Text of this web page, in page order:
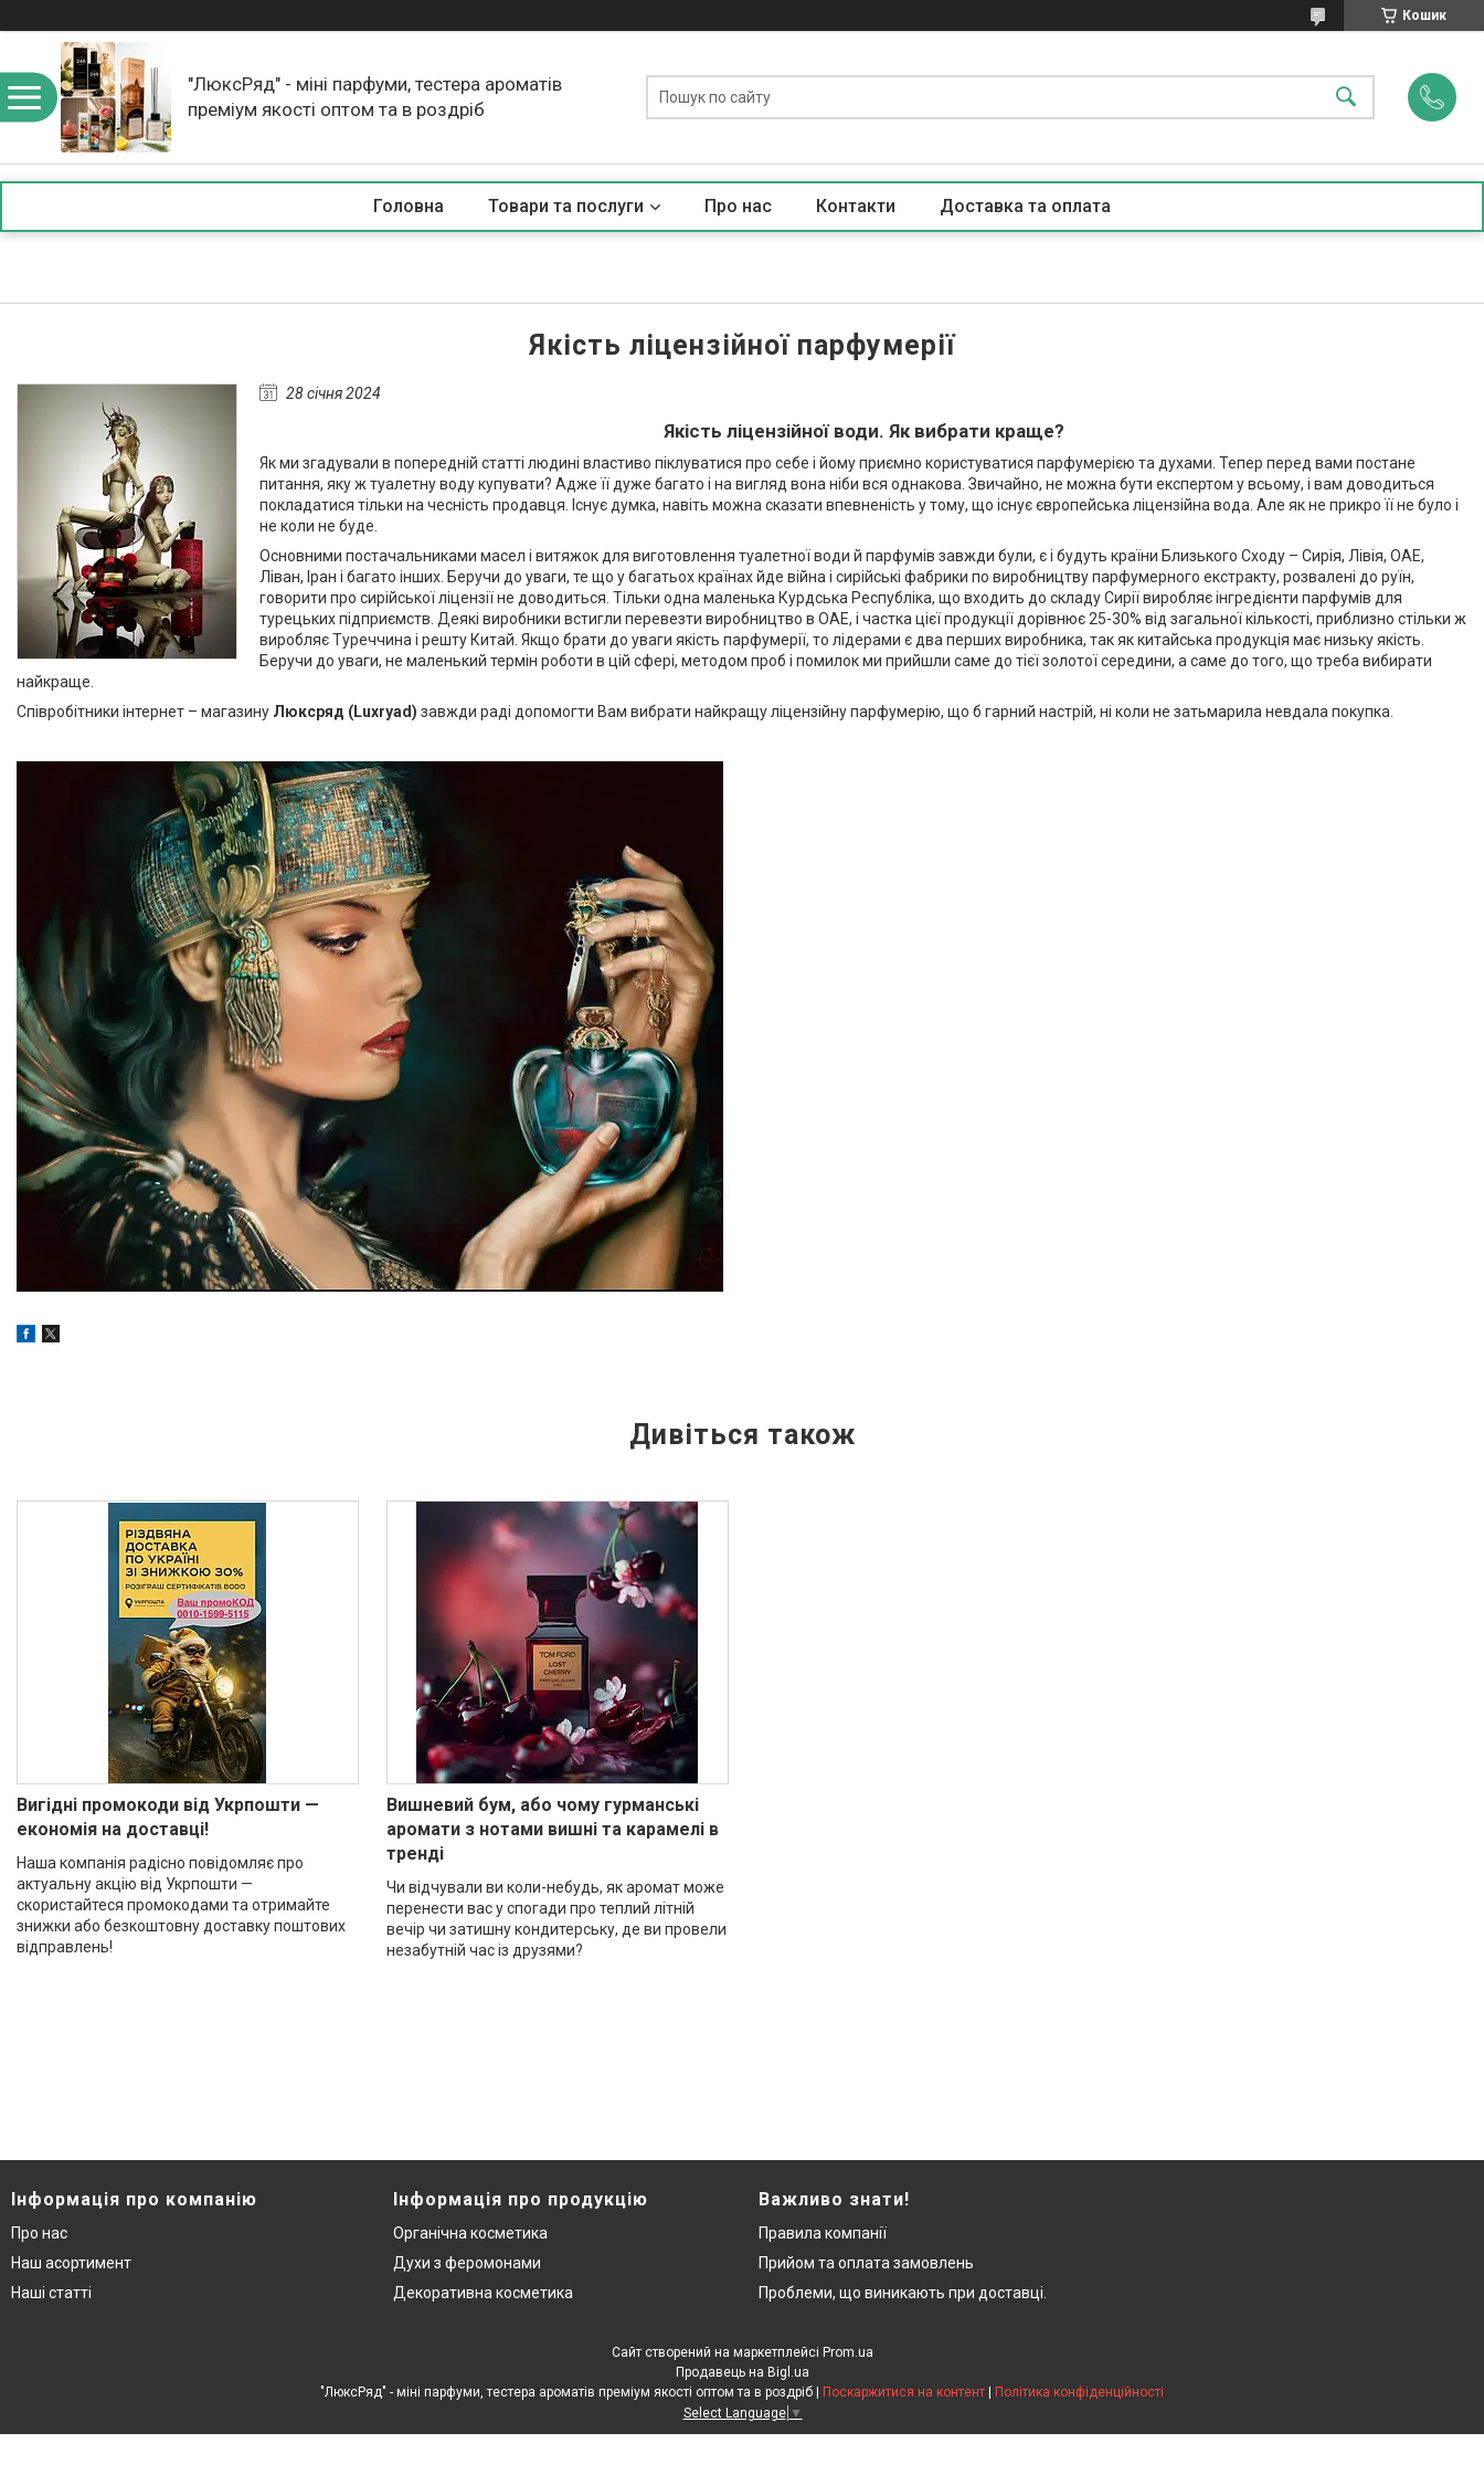
Кошик
"ЛюксРяд" - міні парфуми, тестера ароматів
преміум якості оптом та в роздріб
Головна Товари та послуги Про нас Контакти Доставка та оплата
Якість ліцензійної парфумерії
28 січня 2024
Якість ліцензійної води. Як вибрати краще?
Як ми згадували в попередній статті людині властиво піклуватися про себе і йому приємно користуватися парфумерією та духами. Тепер перед вами постане
питання, яку ж туалетну воду купувати? Адже її дуже багато і на вигляд вона ніби вся однакова. Звичайно, не можна бути експертом у всьому, і вам доводиться
покладатися тільки на чесність продавця. Існує думка, навіть можна сказати впевненість у тому, що існує європейська ліцензійна вода. Але як не прикро її не було і
не коли не буде.
Основними постачальниками масел і витяжок для виготовлення туалетної води й парфумів завжди були, є і будуть країни Близького Сходу – Сирія, Лівія, ОАЕ,
Ліван, Іран і багато інших. Беручи до уваги, те що у багатьох країнах йде війна і сирійські фабрики по виробництву парфумерного екстракту, розвалені до руїн,
говорити про сирійської ліцензії не доводиться. Тільки одна маленька Курдська Республіка, що входить до складу Сирії виробляє інгредієнти парфумів для
турецьких підприємств. Деякі виробники встигли перевезти виробництво в ОАЕ, і частка цієї продукції дорівнює 25-30% від загальної кількості, приблизно стільки ж
виробляє Туреччина і решту Китай. Якщо брати до уваги якість парфумерії, то лідерами є два перших виробника, так як китайська продукція має низьку якість.
Беручи до уваги, не маленький термін роботи в цій сфері, методом проб і помилок ми прийшли саме до тієї золотої середини, а саме до того, що треба вибирати
найкраще.
Співробітники інтернет – магазину Люксряд (Luxryad) завжди раді допомогти Вам вибрати найкращу ліцензійну парфумерію, що б гарний настрій, ні коли не затьмарила невдала покупка.
Вигідні промокоди від Укрпошти —
економія на доставці!
Наша компанія радісно повідомляє про
актуальну акцію від Укрпошти —
скористайтеся промокодами та отримайте
знижки або безкоштовну доставку поштових
відправлень!
Вишневий бум, або чому гурманські
аромати з нотами вишні та карамелі в
тренді
Чи відчували ви коли-небудь, як аромат може
перенести вас у спогади про теплий літній
вечір чи затишну кондитерську, де ви провели
незабутній час із друзями?
Інформація про компанію
Про нас
Наш асортимент
Наші статті
Інформація про продукцію
Органічна косметика
Духи з феромонами
Декоративна косметика
Важливо знати!
Правила компанії
Прийом та оплата замовлень
Проблеми, що виникають при доставці.
Сайт створений на маркетплейсі Prom.ua
Продавець на Bigl.ua
Поскаржитися на контент
Політика конфіденційності
Select Language ▼